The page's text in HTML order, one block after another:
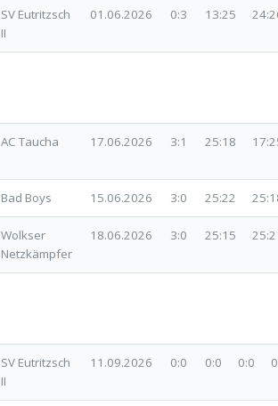
SV Eutritzsch
II
01.06.2026 0:3 13:25
AC Taucha 17.06.2026 3:1 25:18
Bad Boys 15.06.2026 3:0 25:22
Wolkser
Netzkämpfer
18.06.2026 3:0 25:15
SV Eutritzsch
II
11.09.2026 0:0 0:0 0:0